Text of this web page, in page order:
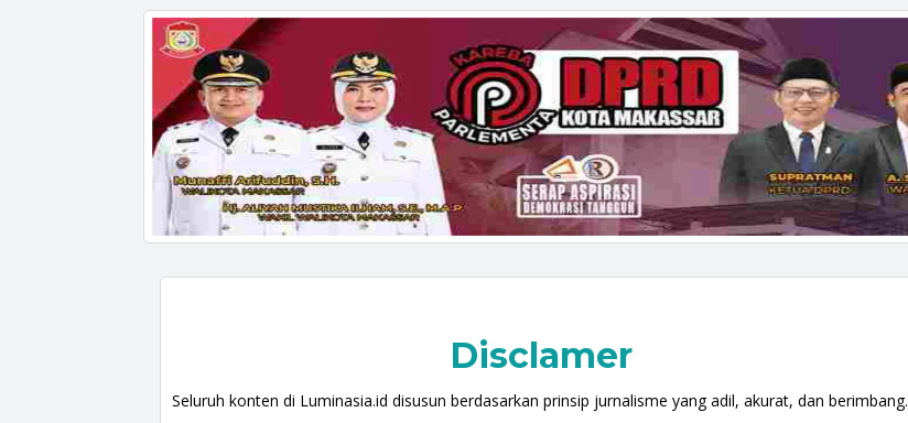
Disclamer
Seluruh konten di Luminasia.id disusun berdasarkan prinsip jurnalisme yang adil, akurat, dan berimbang.